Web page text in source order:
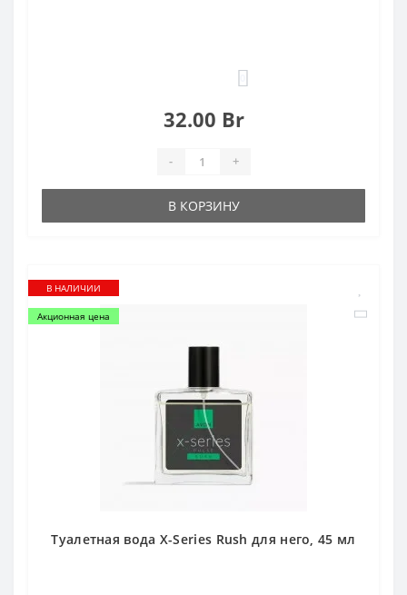
32.00 Br
- +
В КОРЗИНУ
В НАЛИЧИИ
Акционная цена
Туалетная вода X-Series Rush для него, 45 мл